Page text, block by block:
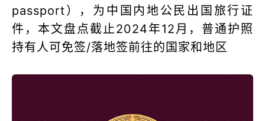
passport），为中国内地公民出国旅行证
件，本文盘点截止2024年12月，普通护照
持有人可免签/落地签前往的国家和地区